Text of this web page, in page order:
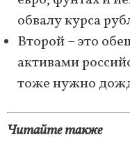
обвалу курса
Второй – это
активами
тоже нужно
Читайте также